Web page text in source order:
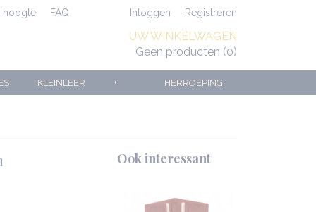
hoogte FAQ Inloggen Registreren
UW WINKELWAGEN
Geen producten (0)
HERROEPING
KLEINLEER +
Ook interessant